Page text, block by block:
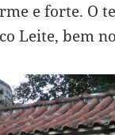
e forte. O
Leite, bem